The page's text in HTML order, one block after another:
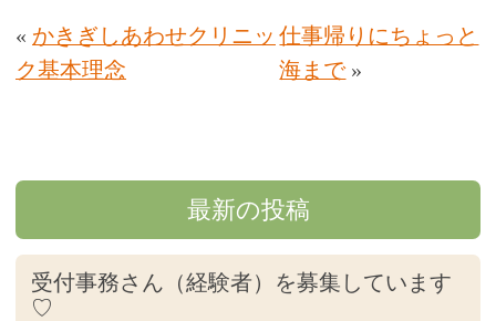
« かきぎしあわせクリニッ
ク基本理念
仕事帰りにちょっと
海まで»
最新の投稿
受付事務さん（経験者）を募集しています
♡